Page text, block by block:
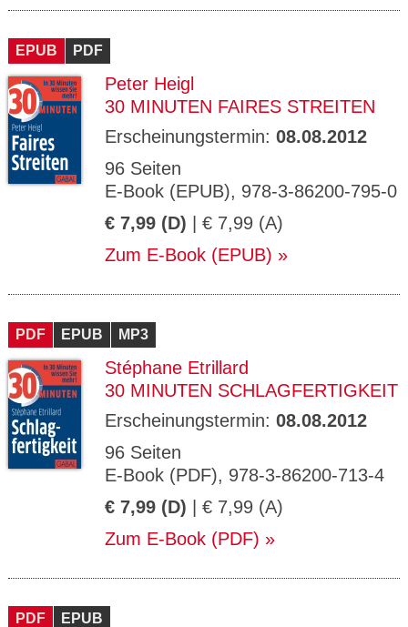
EPUB PDF
Peter Heigl
30 MINUTEN FAIRES STREITEN
Erscheinungstermin: 08.08.2012
96 Seiten
E-Book (EPUB), 978-3-86200-795-0
€ 7,99 (D) | € 7,99 (A)
Zum E-Book (EPUB)
PDF EPUB MP3
Stéphane Etrillard
30 MINUTEN SCHLAGFERTIGKEIT
Erscheinungstermin: 08.08.2012
96 Seiten
E-Book (PDF), 978-3-86200-713-4
€ 7,99 (D) | € 7,99 (A)
Zum E-Book (PDF)
PDF EPUB